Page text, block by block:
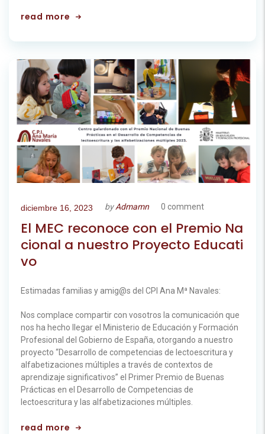
read more
diciembre 16, 2023 byAdmamn 0 comment
El MEC reconoce con el Premio Na
cional a nuestro Proyecto Educati
vo
Estimadas familias y amig@s del CPI Ana Mª Navales:
Nos complace compartir con vosotros la comunicación que
nos ha hecho llegar el Ministerio de Educación y Formación
Profesional del Gobierno de España, otorgando a nuestro
proyecto “Desarrollo de competencias de lectoescritura y
alfabetizaciones múltiples a través de contextos de
aprendizaje significativos” el Primer Premio de Buenas
Prácticas en el Desarrollo de Competencias de
lectoescritura y las alfabetizaciones múltiples.
read more